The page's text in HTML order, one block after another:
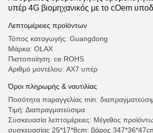
υπέρ 4G βιομηχανικός με το cOem
Λεπτομέρειες προϊόντων
Τόπος καταγωγής: Guangdong
Μάρκα: OLAX
Πιστοποίηση: ce.ROHS
Αριθμό μοντέλου: AX7 υπέρ
Όροι πληρωμής & ναυτιλίας
Ποσότητα παραγγελίας min:
Τιμή: Διαπραγματεύσιμα
Συσκευασία λεπτομέρειες: Μέγεθος
συσκευασίας 25*17*8cm: βάρος